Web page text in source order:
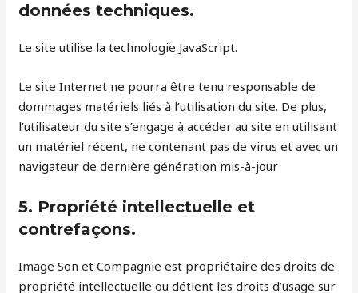
données techniques.
Le site utilise la technologie JavaScript.
Le site Internet ne pourra être tenu responsable de
dommages matériels liés à l’utilisation du site. De plus,
l’utilisateur du site s’engage à accéder au site en utilisant
un matériel récent, ne contenant pas de virus et avec un
navigateur de dernière génération mis-à-jour
5. Propriété intellectuelle et
contrefaçons.
Image Son et Compagnie est propriétaire des droits de
propriété intellectuelle ou détient les droits d’usage sur